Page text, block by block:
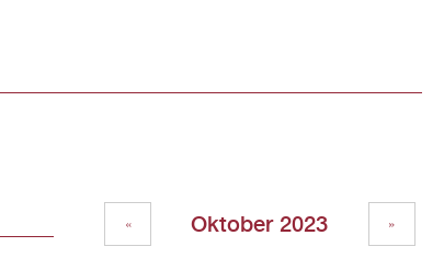
Oktober 2023
« »